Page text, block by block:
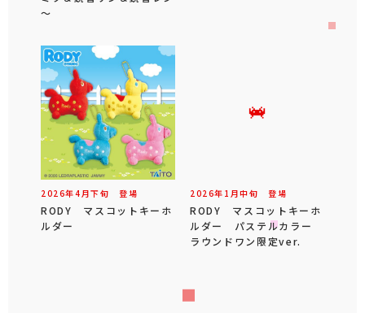
～
2026年4 月下旬 登場
RODY マスコットキーホ
ルダー
2026年 1 月中旬 登場
RODY マスコットキーホ
ルダー パステルカラー
ラウンドワン限定ver.